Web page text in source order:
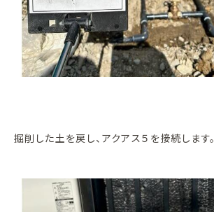
掘削した土を戻し、アクアス５を接続します。